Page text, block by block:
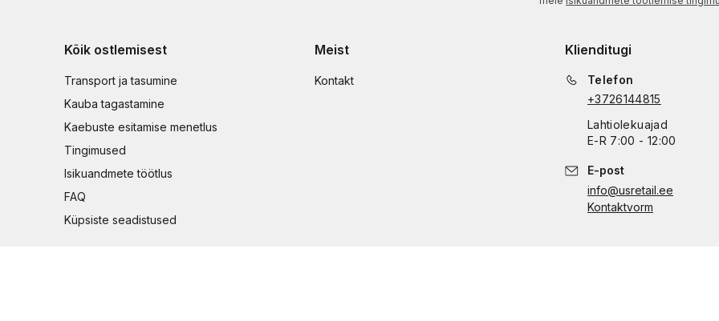
Kõik ostlemisest
Transport ja tasumine
Kauba tagastamine
Kaebuste esitamise menetlus
Tingimused
Isikuandmete töötlus
FAQ
Küpsiste seadistused
Meist
Kontakt
Klienditugi
Telefon
+3726144815
Lahtiolekuajad
E-R 7:00 - 12:00
E-post
info@usretail.ee
Kontaktvorm